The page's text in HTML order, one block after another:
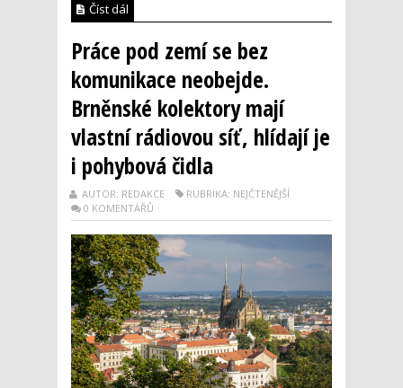
Číst dál
Práce pod zemí se bez
komunikace neobejde.
Brněnské kolektory mají
vlastní rádiovou síť, hlídají je
i pohybová čidla
AUTOR: REDAKCE
RUBRIKA: NEJČTENĚJŠÍ
0 KOMENTÁŘŮ